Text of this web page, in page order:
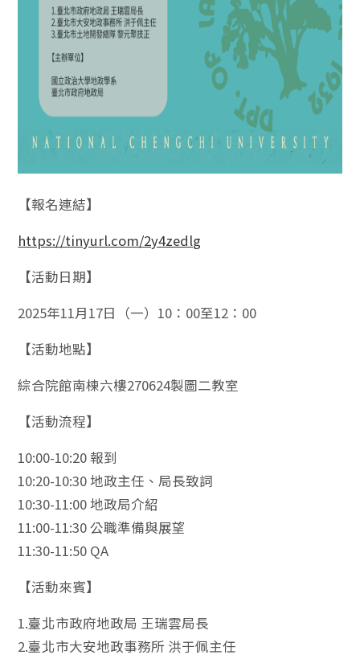
【報名連結】
https://tinyurl.com/2y4zedlg
【活動日期】
2025年11月17日（一）10：00至12：00
【活動地點】
綜合院館南棟六樓270624製圖二教室
【活動流程】
10:00-10:20 報到
10:20-10:30 地政主任、局長致詞
10:30-11:00 地政局介紹
11:00-11:30 公職準備與展望
11:30-11:50 QA
【活動來賓】
1.臺北市政府地政局 王瑞雲局長
2.臺北市大安地政事務所 洪于佩主任